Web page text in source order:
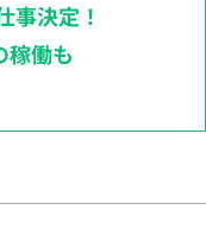
事決定！
稼働も